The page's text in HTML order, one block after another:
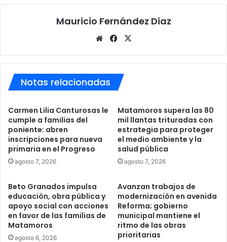
Mauricio Fernández Diaz
Sitio
Facebook
Notas relacionadas
Carmen Lilia Canturosas le
cumple a familias del
poniente: abren
inscripciones para nueva
primaria en el Progreso
agosto 7, 2026
Matamoros supera las 80
mil llantas trituradas con
estrategia para proteger
el medio ambiente y la
salud pública
agosto 7, 2026
Beto Granados impulsa
educación, obra pública y
apoyo social con acciones
en favor de las familias de
Matamoros
agosto 6, 2026
Avanzan trabajos de
modernización en avenida
Reforma; gobierno
municipal mantiene el
ritmo de las obras
prioritarias